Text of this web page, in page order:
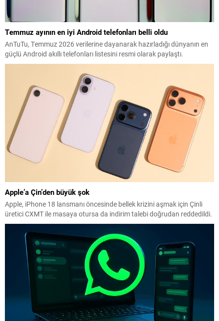
Temmuz ayının en iyi Android telefonları belli oldu
AnTuTu, Temmuz 2026 verilerine dayanarak hazırladığı dünyanın en
güçlü Android akıllı telefonları listesini resmi olarak paylaştı.
Apple’a Çin’den büyük şok
Apple, iPhone 18 lansmanı öncesinde bellek krizini aşmak için Çinli
üretici CXMT ile masaya otursa da indirim talebi doğrudan reddedildi.